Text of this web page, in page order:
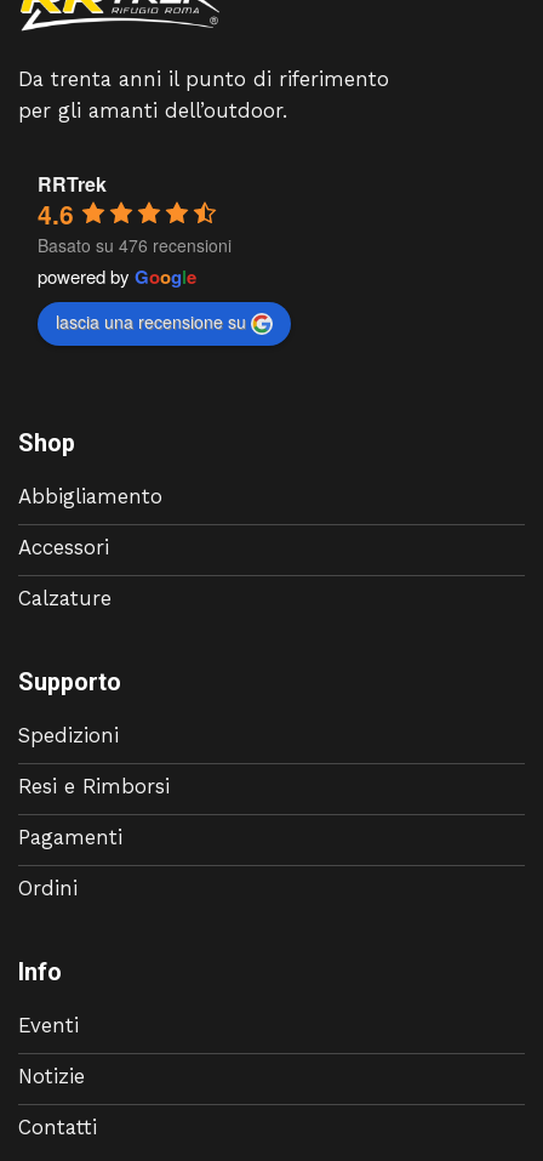
Da trenta anni il punto di riferimento
per gli amanti dell’outdoor.
RRTrek
4.6
Basato su 476 recensioni
powered by Google
lascia una recensione su
Shop
Abbigliamento
Accessori
Calzature
Supporto
Spedizioni
Resi e Rimborsi
Pagamenti
Ordini
Info
Eventi
Notizie
Contatti